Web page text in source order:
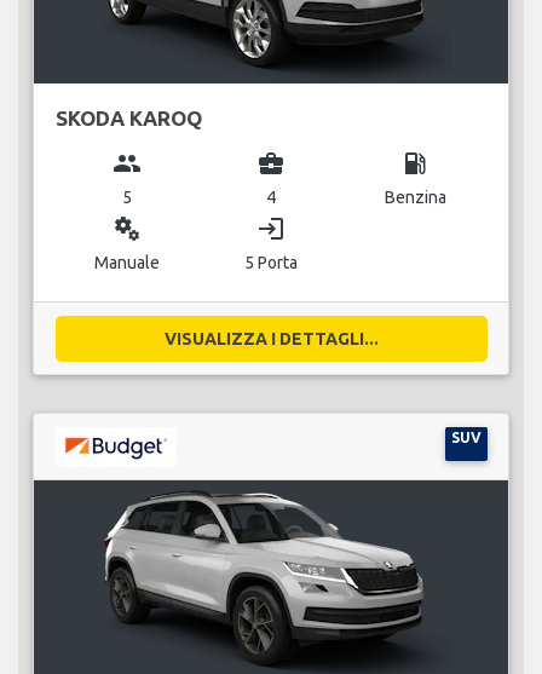
SKODA KAROQ
group
5
business_center
4
local_gas_station
Benzina
miscellaneous_services
Manuale
login
5 Porta
VISUALIZZA I DETTAGLI...
SUV